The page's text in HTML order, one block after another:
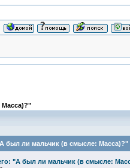
был ли мальчик (в смысле: Масса)?"
"А был ли мальчик (в смысле: